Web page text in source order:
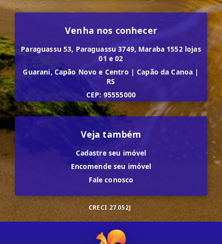
Venha nos conhecer
Paraguassu 53, Paraguassu 3749, Maraba 1552 lojas
01 e 02
Guarani, Capão Novo e Centro | Capão da Canoa |
RS
CEP: 95555000
Veja também
Cadastre seu imóvel
Encomende seu imóvel
Fale conosco
CRECI 27.052J